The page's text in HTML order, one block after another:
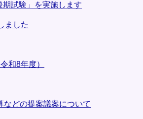
試験」を実施します
ました
和8年度）
どの提案議案について